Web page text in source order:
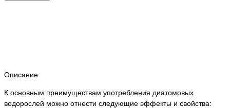
Описание
К основным преимуществам употребления диатомовых
водорослей можно отнести следующие эффекты и свойства: